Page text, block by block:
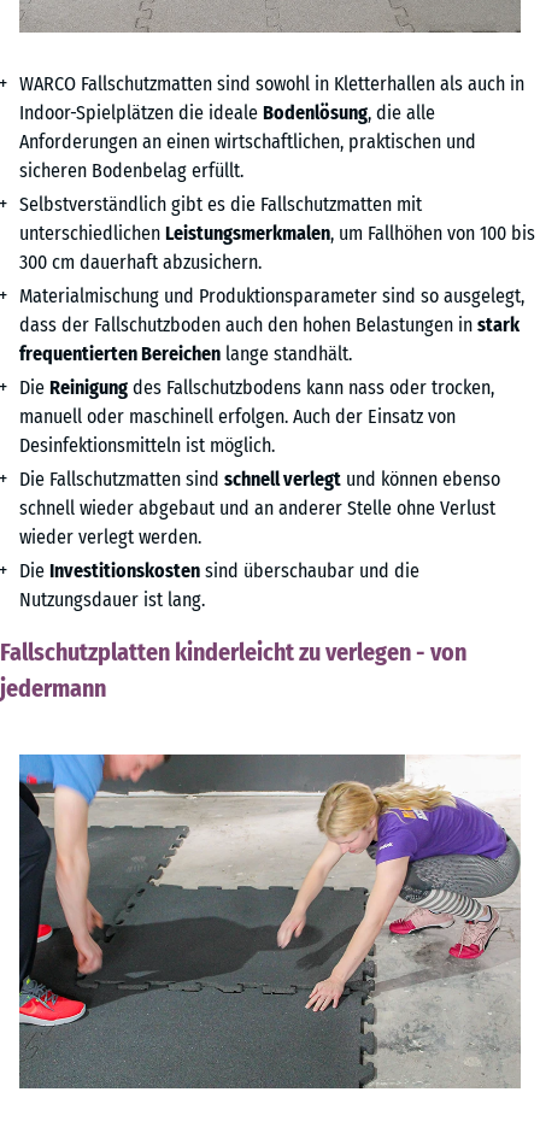
WARCO Fallschutzmatten sind sowohl in Kletterhallen als auch in
Indoor-Spielplätzen die ideale Bodenlösung, die alle
Anforderungen an einen wirtschaftlichen, praktischen und
sicheren Bodenbelag erfüllt.
Selbstverständlich gibt es die Fallschutzmatten mit
unterschiedlichen Leistungsmerkmalen, um Fallhöhen von 100 bis
300 cm dauerhaft abzusichern.
Materialmischung und Produktionsparameter sind so ausgelegt,
dass der Fallschutzboden auch den hohen Belastungen in stark
frequentierten Bereichen lange standhält.
Die Reinigung des Fallschutzbodens kann nass oder trocken,
manuell oder maschinell erfolgen. Auch der Einsatz von
Desinfektionsmitteln ist möglich.
Die Fallschutzmatten sind schnell verlegt und können ebenso
schnell wieder abgebaut und an anderer Stelle ohne Verlust
wieder verlegt werden.
Die Investitionskosten sind überschaubar und die
Nutzungsdauer ist lang.
Fallschutzplatten kinderleicht zu verlegen - von
jedermann